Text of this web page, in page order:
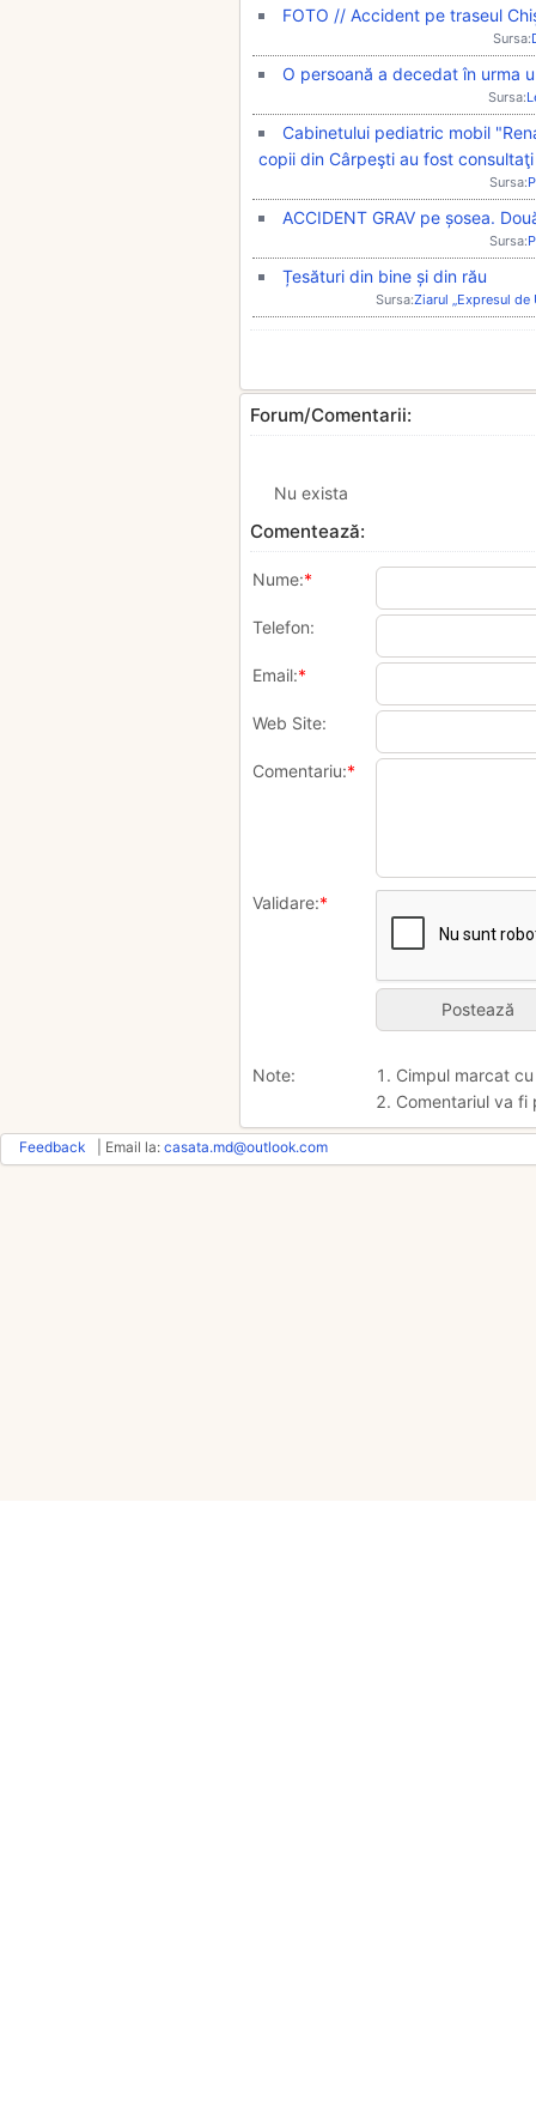
FOTO // Accident pe traseul
Sursa:
O persoană a decedat în urma
Sursa:
Cabinetului pediatric mobil
copii din Cârpeşti au fost
Sursa:
ACCIDENT GRAV pe șosea.
Sursa:
Țesături din bine și din rău
Sursa:Ziarul „Expresul de
Forum/Comentarii:
Nu exista
Comentează:
Nume:*
Telefon:
Email:*
Web Site:
Comentariu:*
Validare:*
Note:
1. Cimpul marcat
2. Comentariul va
Feedback | Email la: casata.md@outlook.com